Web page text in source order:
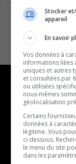
NOUVELLES
- Affaires
- Communauté /
- Culture
Stocker
appareil
En savoir
Vos données à
informations liées
uniques et autres
et consultées par
ou utilisées
nous-mêmes
géolocalisation
Certains
données à
légitime. Vous
ci-dessous.
le menu du site
dans les